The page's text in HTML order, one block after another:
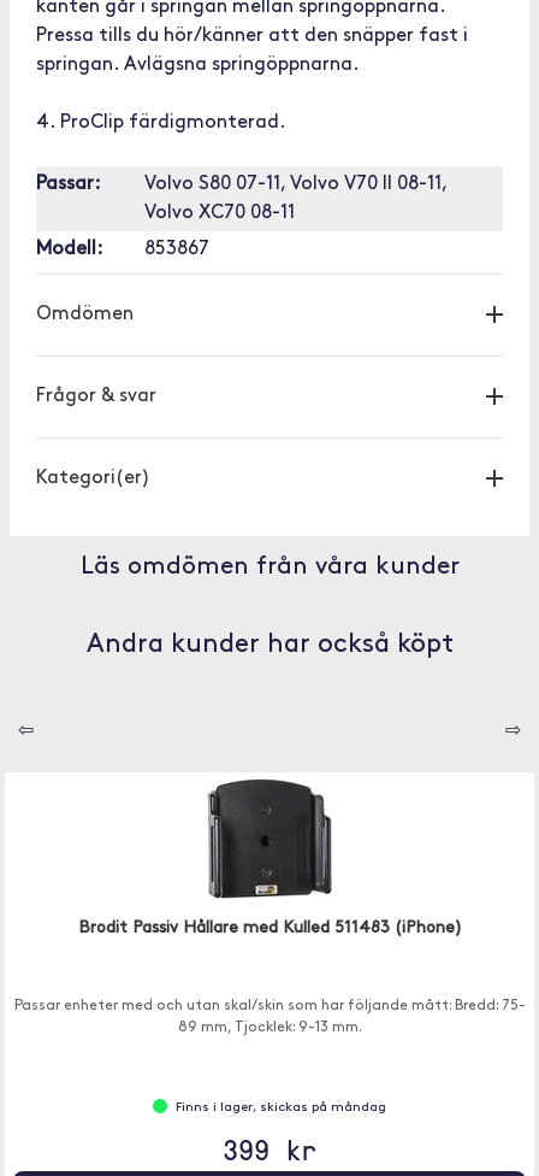
kanten går i springan mellan springöppnarna.
Pressa tills du hör/känner att den snäpper fast i
springan. Avlägsna springöppnarna.
4. ProClip färdigmonterad.
Passar:
Volvo S80 07-11, Volvo V70 II 08-11,
Volvo XC70 08-11
Modell:
853867
Omdömen
Frågor & svar
Kategori(er)
Läs omdömen från våra kunder
Andra kunder har också köpt
⇦ ⇨
Brodit Passiv Hållare med Kulled 511483 (iPhone)
Passar enheter med och utan skal/skin som har följande mått: Bredd: 75-
89 mm, Tjocklek: 9-13 mm.
Finns i lager, skickas på måndag
399 kr